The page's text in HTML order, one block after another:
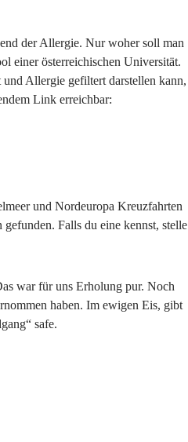
der Allergie. Nur woher soll man
einer österreichischen Universität.
Allergie gefiltert darstellen kann,
Link erreichbar:
und Nordeuropa Kreuzfahrten
Falls du eine kennst, stelle
war für uns Erholung pur. Noch
haben. Im ewigen Eis, gibt
safe.